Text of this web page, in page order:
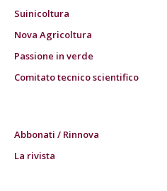
Suinicoltura
Nova Agricoltura
Passione in verde
Comitato tecnico scientifico
Abbonati / Rinnova
La rivista